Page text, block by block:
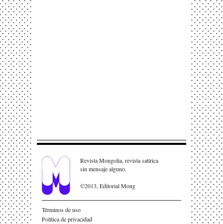
Revista Mongolia, revista satírica
sin mensaje alguno.
©2013, Editorial Mong
Términos de uso
Política de privacidad